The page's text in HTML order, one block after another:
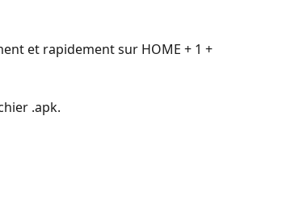
et rapidement sur HOME + 1 +
.apk.